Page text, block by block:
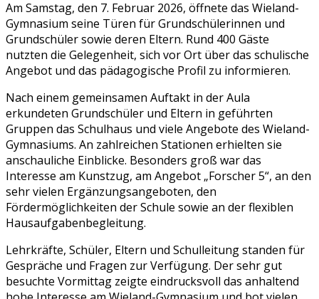
Am Samstag, den 7. Februar 2026, öffnete das Wieland-
Gymnasium seine Türen für Grundschülerinnen und
Grundschüler sowie deren Eltern. Rund 400 Gäste
nutzten die Gelegenheit, sich vor Ort über das schulische
Angebot und das pädagogische Profil zu informieren.
Nach einem gemeinsamen Auftakt in der Aula
erkundeten Grundschüler und Eltern in geführten
Gruppen das Schulhaus und viele Angebote des Wieland-
Gymnasiums. An zahlreichen Stationen erhielten sie
anschauliche Einblicke. Besonders groß war das
Interesse am Kunstzug, am Angebot „Forscher 5“, an den
sehr vielen Ergänzungsangeboten, den
Fördermöglichkeiten der Schule sowie an der flexiblen
Hausaufgabenbegleitung.
Lehrkräfte, Schüler, Eltern und Schulleitung standen für
Gespräche und Fragen zur Verfügung. Der sehr gut
besuchte Vormittag zeigte eindrucksvoll das anhaltend